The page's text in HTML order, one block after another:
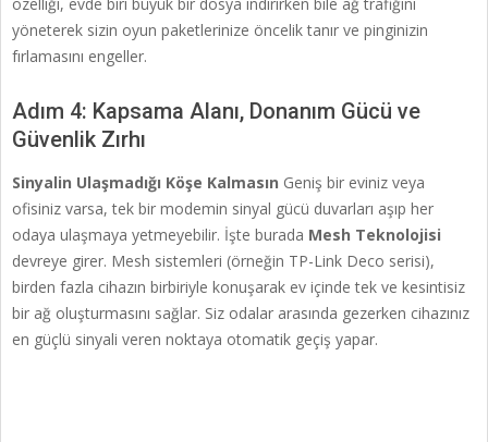
özelliği, evde biri büyük bir dosya indirirken bile ağ trafiğini
yöneterek sizin oyun paketlerinize öncelik tanır ve pinginizin
fırlamasını engeller.
Adım 4: Kapsama Alanı, Donanım Gücü ve
Güvenlik Zırhı
Sinyalin Ulaşmadığı Köşe Kalmasın Geniş bir eviniz veya
ofisiniz varsa, tek bir modemin sinyal gücü duvarları aşıp her
odaya ulaşmaya yetmeyebilir. İşte burada Mesh Teknolojisi
devreye girer. Mesh sistemleri (örneğin TP-Link Deco serisi),
birden fazla cihazın birbiriyle konuşarak ev içinde tek ve kesintisiz
bir ağ oluşturmasını sağlar. Siz odalar arasında gezerken cihazınız
en güçlü sinyali veren noktaya otomatik geçiş yapar.